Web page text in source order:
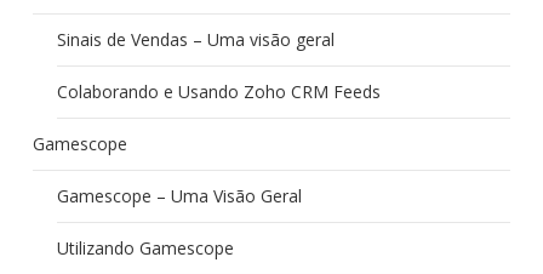
Sinais de Vendas – Uma visão geral
Colaborando e Usando Zoho CRM Feeds
Gamescope
Gamescope – Uma Visão Geral
Utilizando Gamescope